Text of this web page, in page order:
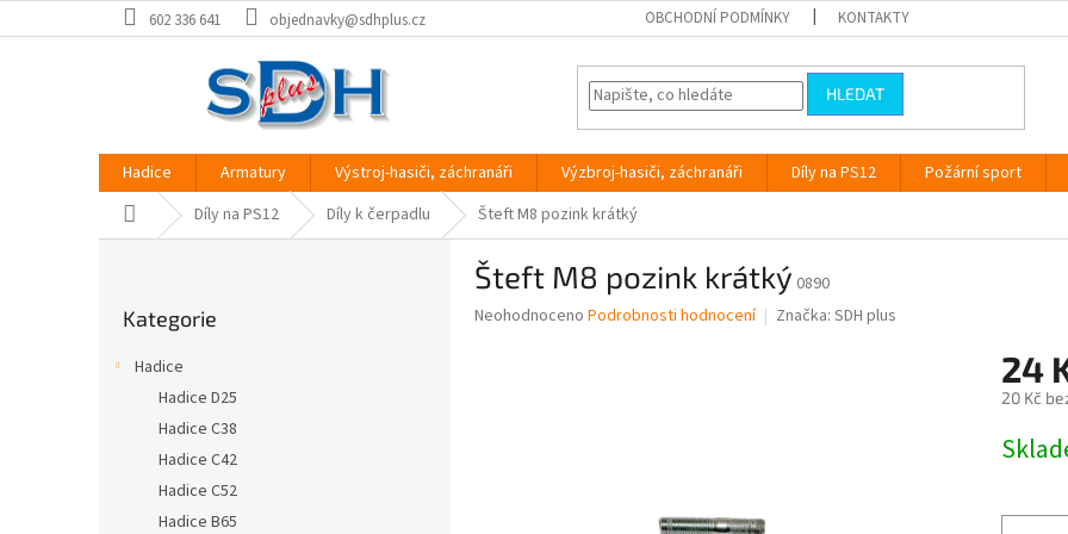
na
602 336 641 objednavky@sdhplus.cz OBCHODNÍ PODMÍNKY KONTAKTY
HLEDAT
Hadice Armatury Výstroj-hasiči, záchranáři Výzbroj-hasiči, záchranáři Díly na PS12 Požární sport
Domů Díly na PS12 Díly k čerpadlu Šteft M8 pozink krátký
kategorie
Kategorie
Hadice
Hadice D25
Hadice C38
Hadice C42
Hadice C52
Hadice B65
Šteft M8 pozink krátký 0890
Průměrné
Neohodnoceno Podrobnosti hodnocení Značka: SDH plus
24
20 Kč
cena: